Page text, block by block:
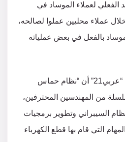
الفعلي لعملاء الموساد في
عملاء محليين عملوا لصالحه،
بالفعل في بعض عملياته
وكشف في مقال ترجمته “عربي21” أن “نظام حماس
من المهندسين المحترفين،
السيبراني وتطوير برمجيات
التي قام بها قطع الكهرباء